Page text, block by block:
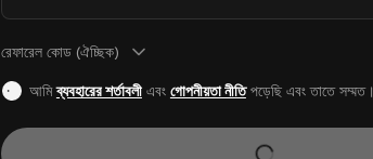
রেফারেল কোড (ঐচ্ছিক)
আমিব্যবহারের শর্তাবলীএবং গোপনীয়তা নীতিপড়েছি এবং তাতে সম্মত।